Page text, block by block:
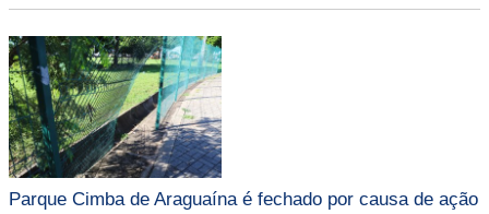
Parque Cimba de Araguaína é fechado por causa de ação